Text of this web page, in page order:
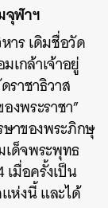
จุฬาฯ
าร เดิมชื่อวัด
เกล้าเจ้าอยู่
ราชาธิวาส
งพระราชา”
าของพระภิกษุ
เด็จพระพุทธ
มื่อครั้งเป็น
ห่งนี้ และได้